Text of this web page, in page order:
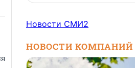
Новости СМИ2
НОВОСТИ КОМПАНИЙ